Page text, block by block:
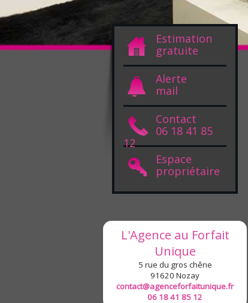
Estimation
gratuite
Alerte
mail
Contact
06 18 41 85
12
Espace
propriétaire
L'Agence au Forfait
Unique
5 rue du gros chêne
91620 Nozay
contact@agenceforfaitunique.fr
06 18 41 85 12